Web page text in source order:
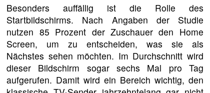
Besonders auffällig ist die Rolle des
Startbildschirms. Nach Angaben der Studie
nutzen 85 Prozent der Zuschauer den Home
Screen, um zu entscheiden, was sie als
Nächstes sehen möchten. Im Durchschnitt wird
dieser Bildschirm sogar sechs Mal pro Tag
aufgerufen. Damit wird ein Bereich wichtig, den